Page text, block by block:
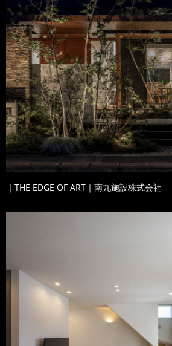
｜THE EDGE OF ART｜南九施設株式会社